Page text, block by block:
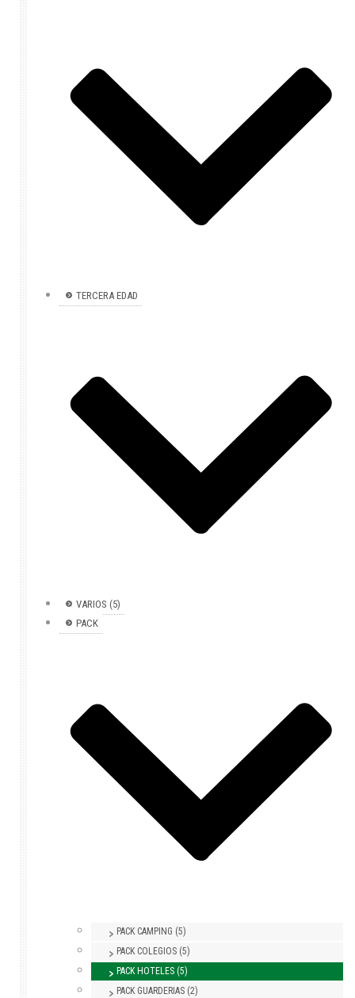
TERCERA EDAD
VARIOS (5)
PACK
PACK CAMPING (5)
PACK COLEGIOS (5)
PACK HOTELES (5)
PACK GUARDERIAS (2)